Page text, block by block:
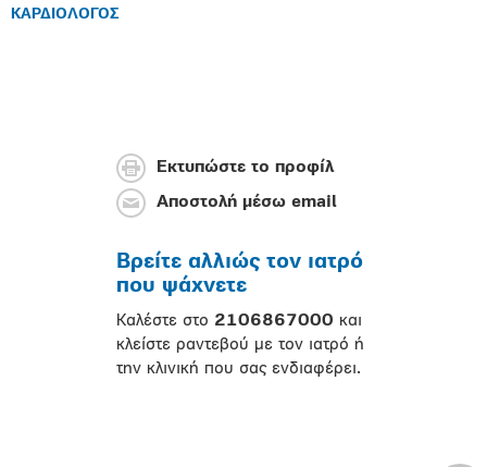
ΚΑΡΔΙΟΛΟΓΟΣ
Εκτυπώστε το προφίλ
Αποστολή μέσω email
Βρείτε αλλιώς τον ιατρό
που ψάχνετε
Καλέστε στο 2106867000 και
κλείστε ραντεβού με τον ιατρό ή
την κλινική που σας ενδιαφέρει.